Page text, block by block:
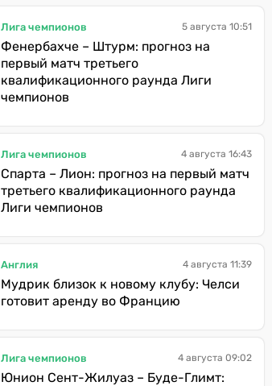
Лига чемпионов 5 августа 10:51
Фенербахче – Штурм: прогноз на
первый матч третьего
квалификационного раунда Лиги
чемпионов
Лига чемпионов 4 августа 16:43
Спарта – Лион: прогноз на первый матч
третьего квалификационного раунда
Лиги чемпионов
Англия 4 августа 11:39
Мудрик близок к новому клубу: Челси
готовит аренду во Францию
Лига чемпионов 4 августа 09:02
Юнион Сент-Жилуаз – Буде-Глимт: